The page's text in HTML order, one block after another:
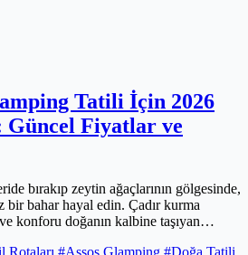
Tatili İçin 2026
Güncel Fiyatlar ve
bırakıp zeytin ağaçlarının gölgesinde,
bir bahar hayal edin. Çadır kurma
konforu doğanın kalbine taşıyan
Rotaları #Assos Glamping #Doğa Tatili